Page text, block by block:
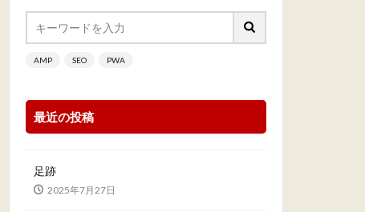
AMP SEO PWA
最近の投稿
足跡
2025年7月27日